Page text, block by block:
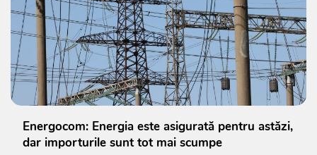
Energocom: Energia este asigurată pentru astăzi,
dar importurile sunt tot mai scumpe